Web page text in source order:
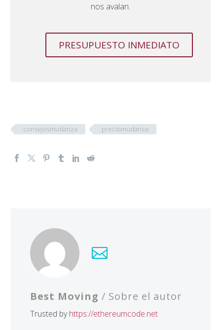
nos avalan.
PRESUPUESTO INMEDIATO
consejosmudanza preciomudanza
Best Moving / Sobre el autor
Trusted byhttps://ethereumcode.net